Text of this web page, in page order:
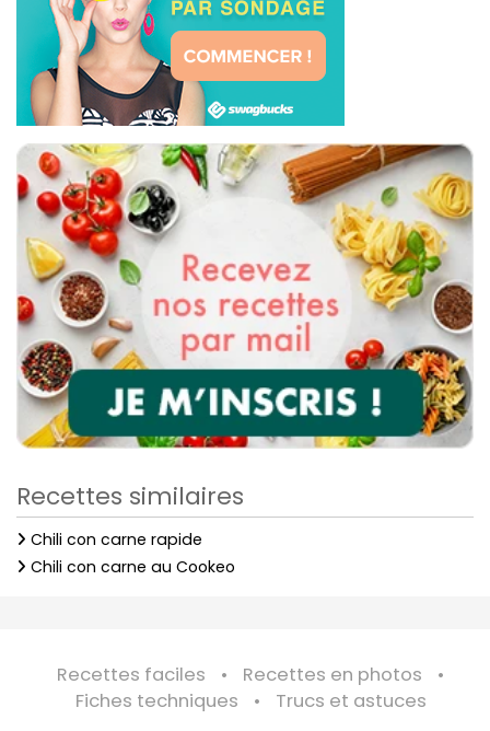
Recettes similaires
Chili con carne rapide
Chili con carne au Cookeo
Recettes faciles
Recettes en photos
Fiches techniques
Trucs et astuces